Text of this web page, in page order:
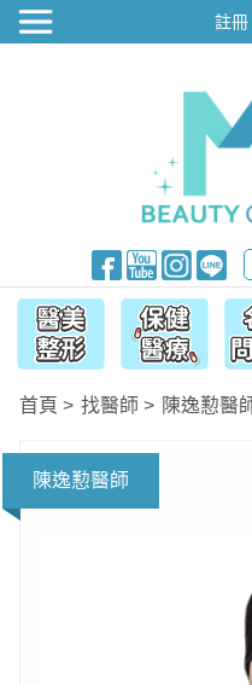
醫美整形 註冊
首頁 找醫師 陳逸懃醫
陳逸懃醫師